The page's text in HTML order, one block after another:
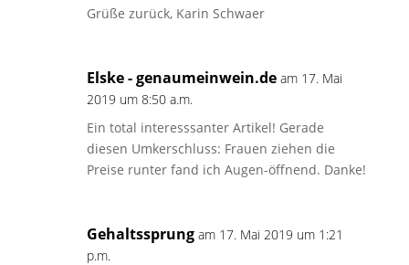
Grüße zurück, Karin Schwaer
Elske - genaumeinwein.de am 17. Mai
2019 um 8:50 a.m.
Ein total interesssanter Artikel! Gerade
diesen Umkerschluss: Frauen ziehen die
Preise runter fand ich Augen-öffnend. Danke!
Gehaltssprung am 17. Mai 2019 um 1:21
p.m.